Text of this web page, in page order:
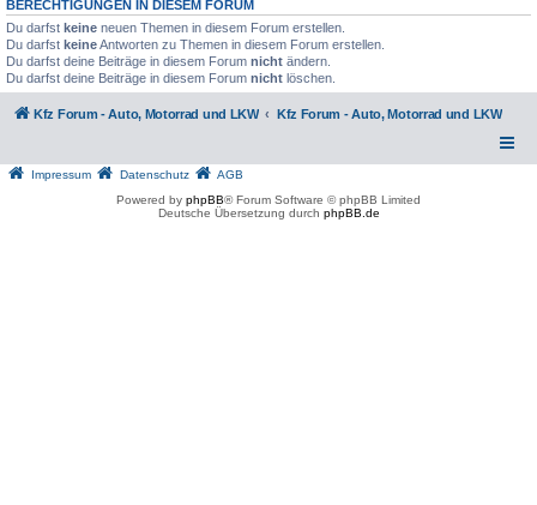
BERECHTIGUNGEN IN DIESEM FORUM
Du darfst keine neuen Themen in diesem Forum erstellen.
Du darfst keineAntworten zu Themen in diesem Forum erstellen.
Du darfst deine Beiträge in diesem Forum nicht ändern.
Du darfst deine Beiträge in diesem Forum nicht löschen.
Kfz Forum - Auto, Motorrad und LKW Kfz Forum - Auto, Motorrad und LKW
Impressum Datenschutz
AGB
Powered by phpBB® Forum Software © phpBB Limited
Deutsche Übersetzung durch phpBB.de